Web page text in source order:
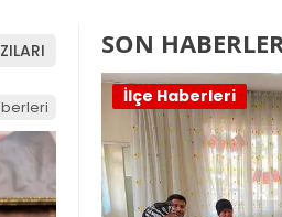
SON
İlçe Haberleri